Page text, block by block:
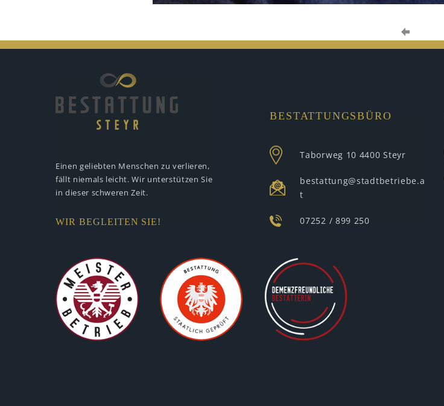
Einen geliebten Menschen zu verlieren,
fällt niemals leicht. Wir unterstützen Sie
in dieser schweren Zeit.
WIR BEGLEITEN SIE!
BESTATTUNGSBÜRO
Taborweg 10 4400 Steyr
bestattung@stadtbetriebe.a
t
07252 / 899 250